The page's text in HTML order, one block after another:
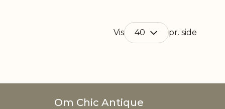
Vis pr. side
Om Chic Antique